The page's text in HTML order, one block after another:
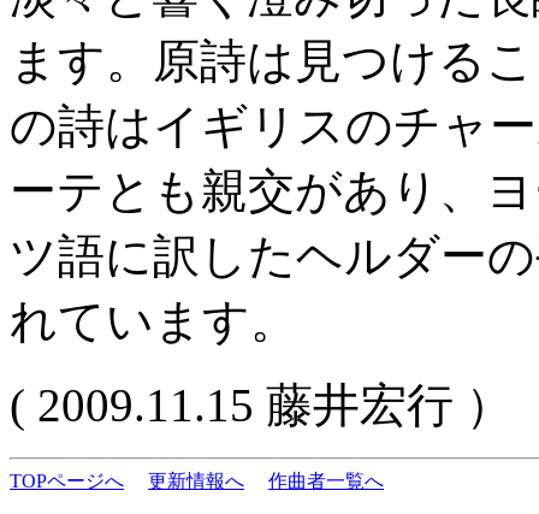
ます。原詩は見つける
の詩はイギリスのチャ
ーテとも親交があり、
ツ語に訳したヘルダー
れています。
( 2009.11.15 藤井宏行 ）
TOPページへ 更新情報へ 作曲者一覧へ